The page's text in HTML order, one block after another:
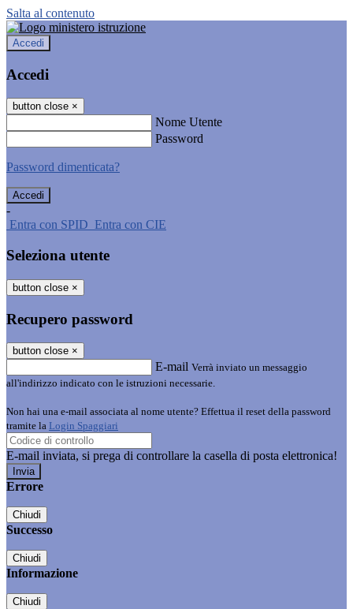
Salta al contenuto
Accedi
Accedi
button close ×
Nome Utente
Password
Password dimenticata?
-
Entra con SPID Entra con CIE
Seleziona utente
button close ×
Recupero password
button close ×
E-mail Verrà inviato un messaggio
all'indirizzo indicato con le istruzioni necessarie.
Non hai una e-mail associata al nome utente? Effettua il reset della password
tramite la Login Spaggiari
E-mail inviata, si prega di controllare la casella di posta elettronica!
Errore
Chiudi
Successo
Chiudi
Informazione
Chiudi